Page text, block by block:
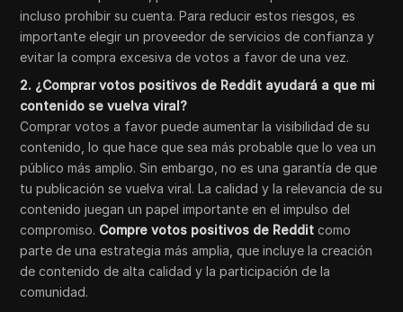
incluso prohibir su cuenta. Para reducir estos riesgos, es
importante elegir un proveedor de servicios de confianza y
evitar la compra excesiva de votos a favor de una vez.
2. ¿Comprar votos positivos de Reddit ayudará a que mi
contenido se vuelva viral?
Comprar votos a favor puede aumentar la visibilidad de su
contenido, lo que hace que sea más probable que lo vea un
público más amplio. Sin embargo, no es una garantía de que
tu publicación se vuelva viral. La calidad y la relevancia de su
contenido juegan un papel importante en el impulso del
compromiso. Compre votos positivos de Reddit como
parte de una estrategia más amplia, que incluye la creación
de contenido de alta calidad y la participación de la
comunidad.